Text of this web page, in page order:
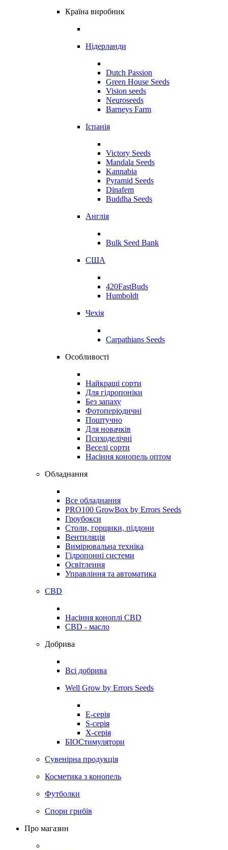
Країна виробник
Нідерланди
Dutch Passion
Green House Seeds
Vision seeds
Neuroseeds
Barneys Farm
Іспанія
Victory Seeds
Mandala Seeds
Kannabia
Pyramid Seeds
Dinafem
Buddha Seeds
Англія
Bulk Seed Bank
США
420FastBuds
Humboldt
Чехія
Carpathians Seeds
Особливості
Найкращі сорти
Для гідропоніки
Без запаху
Фотоперіодичні
Поштучно
Для новачків
Психоделічні
Веселі сорти
Насіння конопель оптом
Обладнання
Все обладнання
PRO100 GrowBox by Errors Seeds
Гроубокси
Столи, горщики, піддони
Вентиляція
Вимірювальна техніка
Гідропонні системи
Освітлення
Управління та автоматика
CBD
Насіння коноплі CBD
CBD - масло
Добрива
Всі добрива
Well Grow by Errors Seeds
E-серія
S-серія
X-серія
БІОСтимулятори
Сувенірна продукція
Косметика з конопель
Футболки
Спори грибів
Про магазин